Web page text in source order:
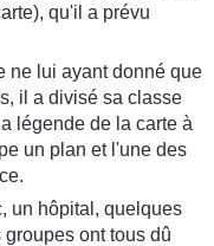
qu'il a prévu
ne lui ayant donné que
il a divisé sa classe
légende de la carte à
un plan et l'une des
un hôpital, quelques
ont tous dû